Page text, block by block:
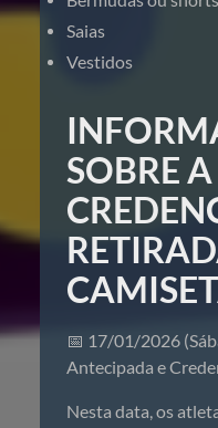
Saias
Vestidos
SOBRE
📅 17/01/2026
Antecipada e
Nesta data, os